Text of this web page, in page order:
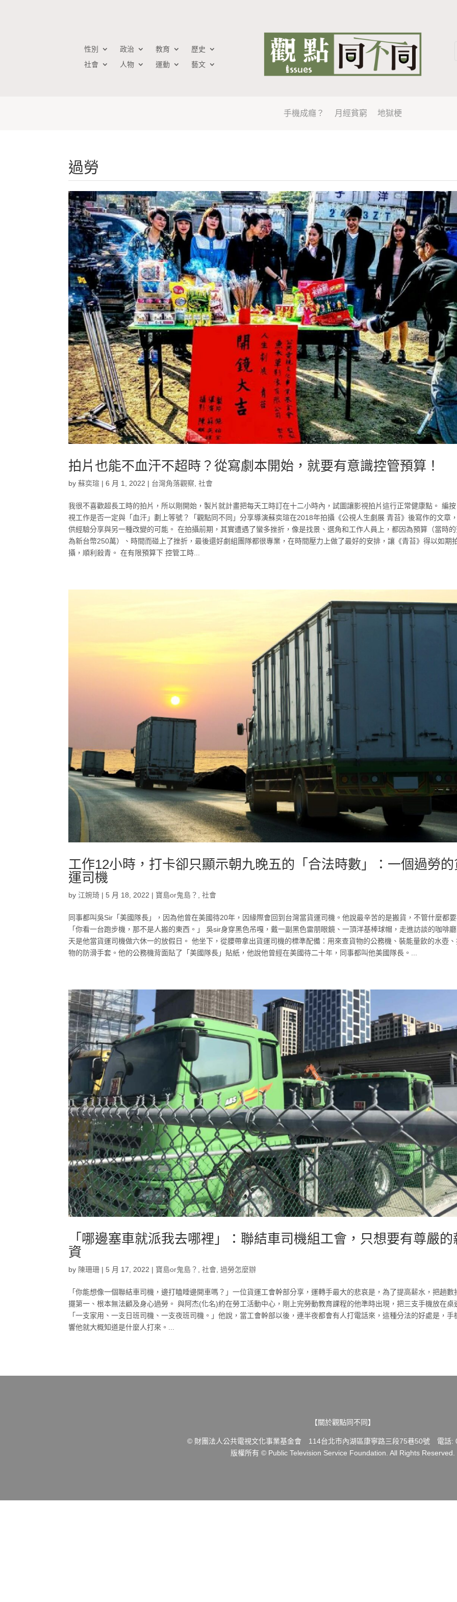
性別 政治 教育
歷史
社會
人物 運動 藝文
手機成癮？ 月經貧窮 地獄梗
過勞
拍片也能不血汗不超時？從寫劇本開始，就要有意識控管預算！
by蘇奕瑄 |6 月 1, 2022 | 台灣角落觀察 ,社會
我很不喜歡超長工時的拍片，所以剛開始，製片就計畫把每天工時訂在十二小時內，試圖讓影視拍片這行正常健康點。 編
視工作是否一定與「血汗」劃上等號？「觀點同不同」分享導演蘇奕瑄在2018年拍攝《公視人生劇展 青苔》後寫作的文章
供經驗分享與另一種改變的可能。 在拍攝前期，其實遭遇了蠻多挫折，像是找景、選角和工作人員上，都因為預算（當時
為新台幣250萬）、時間而碰上了挫折，最後還好劇組團隊都很專業，在時間壓力上做了最好的安排，讓《青苔》得以如期
攝，順利殺青。 在有限預算下 控管工時...
工作12小時，打卡卻只顯示朝九晚五的「合法時數」：一個過勞
運司機
by 江婉琦 |5 月 18, 2022 | 寶島or鬼島？ ,社會
同事都叫吳Sir「美國隊長」，因為他曾在美國待20年，因緣際會回到台灣當貨運司機。他說最辛苦的是搬貨，不管什麼都
「你看一台跑步機，那不是人搬的東西。」 吳sir身穿黑色吊嘎，戴一副黑色雷朋眼鏡、一頂洋基棒球帽，走進訪談的咖啡
天是他當貨運司機做六休一的放假日。 他坐下，從腰帶拿出貨運司機的標準配備：用來查貨物的公務機、裝能量飲的水壺
物的防滑手套。他的公務機背面貼了「美國隊長」貼紙，他說他曾經在美國待二十年，同事都叫他美國隊長。...
「哪邊塞車就派我去哪裡」：聯結車司機組工會，只想要有尊嚴的
資
by 陳珊珊 |5 月 17, 2022 | 寶島or鬼島？ ,社會 ,過勞怎麼辦
「你能想像一個聯結車司機，邊打瞌睡邊開車嗎？」一位貨運工會幹部分享，運轉手最大的悲哀是，為了提高薪水，把趟數
擺第一、根本無法顧及身心過勞。 與阿杰(化名)約在勞工活動中心，剛上完勞動教育課程的他準時出現，把三支手機放在桌
「一支家用、一支日班司機、一支夜班司機。」他說，當工會幹部以後，連半夜都會有人打電話來，這種分法的好處是，手
響他就大概知道是什麼人打來。...
【關於觀點同不同】
© 財團法人公共電視文化事業基金會 114台北市內湖區康寧路三段75巷50號 電話:
版權所有 © Public Television Service Foundation. All Rights Reserved.